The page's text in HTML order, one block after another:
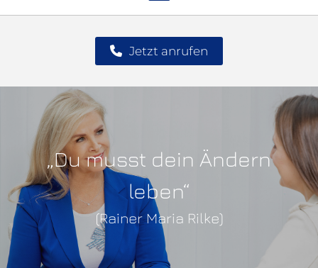
Jetzt anrufen
„Du musst dein Ändern
leben“
(Rainer Maria Rilke)